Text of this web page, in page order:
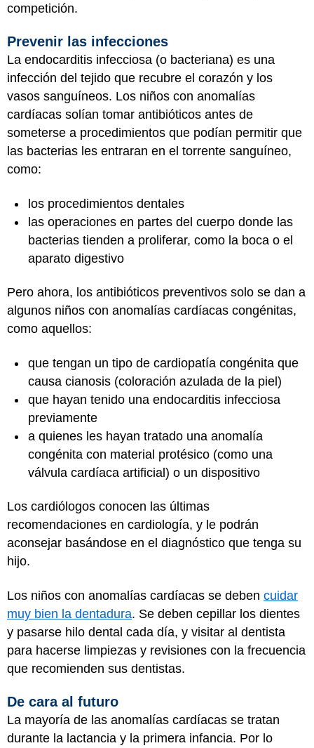
competición.
Prevenir las infecciones
La endocarditis infecciosa (o bacteriana) es una
infección del tejido que recubre el corazón y los
vasos sanguíneos. Los niños con anomalías
cardíacas solían tomar antibióticos antes de
someterse a procedimientos que podían permitir que
las bacterias les entraran en el torrente sanguíneo,
como:
los procedimientos dentales
las operaciones en partes del cuerpo donde las
bacterias tienden a proliferar, como la boca o el
aparato digestivo
Pero ahora, los antibióticos preventivos solo se dan a
algunos niños con anomalías cardíacas congénitas,
como aquellos:
que tengan un tipo de cardiopatía congénita que
causa cianosis (coloración azulada de la piel)
que hayan tenido una endocarditis infecciosa
previamente
a quienes les hayan tratado una anomalía
congénita con material protésico (como una
válvula cardíaca artificial) o un dispositivo
Los cardiólogos conocen las últimas
recomendaciones en cardiología, y le podrán
aconsejar basándose en el diagnóstico que tenga su
hijo.
Los niños con anomalías cardíacas se deben cuidar
muy bien la dentadura. Se deben cepillar los dientes
y pasarse hilo dental cada día, y visitar al dentista
para hacerse limpiezas y revisiones con la frecuencia
que recomienden sus dentistas.
De cara al futuro
La mayoría de las anomalías cardíacas se tratan
durante la lactancia y la primera infancia. Por lo